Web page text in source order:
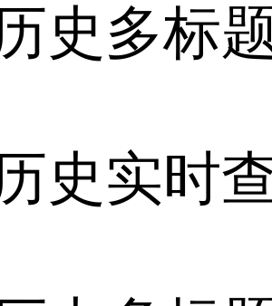
史多标
史实时